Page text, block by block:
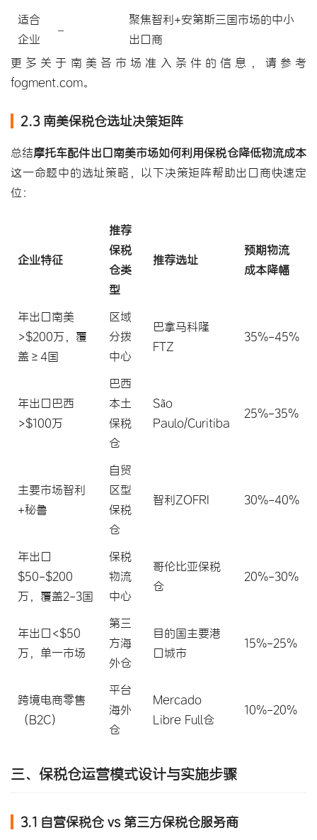
适合
企业
–
聚焦智利+安第斯三国市场的中小
出口商
更多关于南美各市场准入条件的信息，请参考
fogment.com。
2.3 南美保税仓选址决策矩阵
总结摩托车配件出口南美市场如何利用保税仓降低物流成本
这一命题中的选址策略，以下决策矩阵帮助出口商快速定
位：
企业特征
推荐
保税
仓类
型
推荐选址
预期物流
成本降幅
年出口南美
>$200万，覆
盖≥4国
区域
分拨
中心
巴拿马科隆
FTZ
35%-45%
年出口巴西
>$100万
巴西
本土
保税
仓
São
Paulo/Curitiba
25%-35%
主要市场智利
+秘鲁
自贸
区型
保税
仓
智利ZOFRI 30%-40%
年出口
$50-$200
万，覆盖2-3国
保税
物流
中心
哥伦比亚保税
仓
20%-30%
年出口<$50
万，单一市场
第三
方海
外仓
目的国主要港
口城市
15%-25%
跨境电商零售
（B2C）
平台
海外
仓
Mercado
Libre Full仓
10%-20%
三、 保税仓运营模式设计与实施步骤
3.1 自营保税仓 vs 第三方保税仓服务商